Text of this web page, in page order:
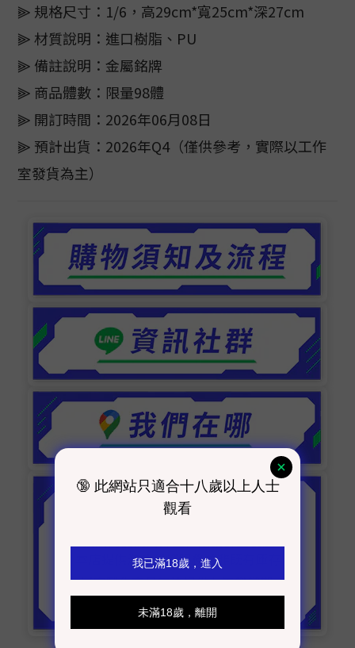
⫸ 規格尺寸：1/6，高29cm*寬25cm*深27cm
⫸ 材質說明：進口樹脂、PU
⫸ 備註說明：金屬銘牌
⫸ 商品體數：限量98體
⫸ 開訂時間：2026年06月08日
⫸ 預計出貨：2026年Q4（僅供參考，實際以工作
室發貨為主）